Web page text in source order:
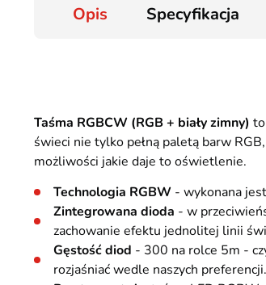
Opis Specyfikacja
Taśma RGBCW (RGB + biały zimny)
świeci nie tylko pełną paletą barw
możliwości jakie daje to oświetlenie.
Technologia RGBW - wykonana
Zintegrowana dioda - w
zachowanie efektu jednolitej linii
Gęstość diod - 300 na rolce 5m -
rozjaśniać wedle naszych preferencji.